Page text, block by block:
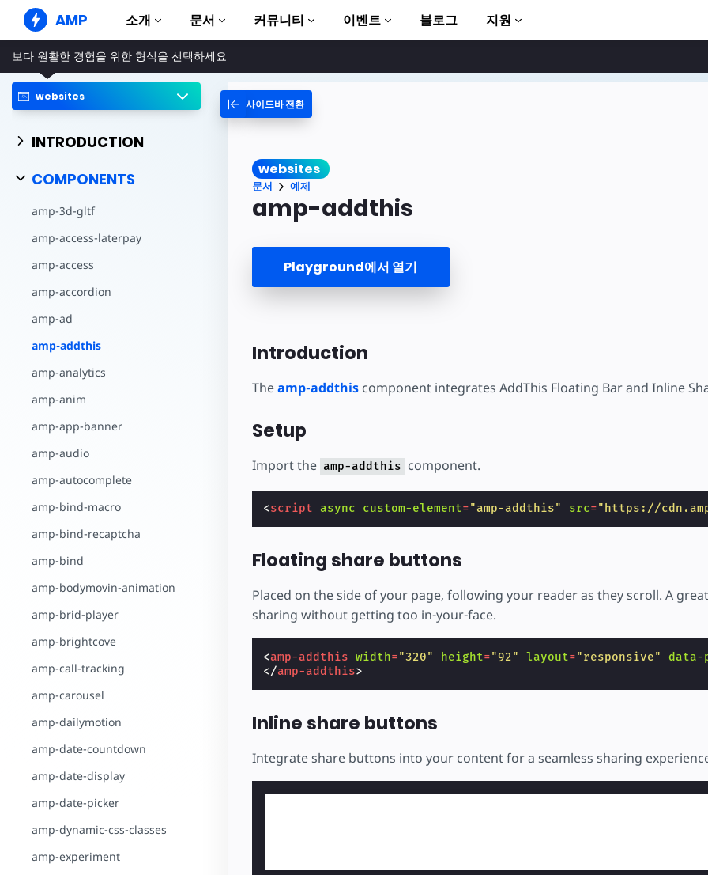
AMP 소개
AMP 웹사이트
완벽한 웹 경험 창출
Web Stories
누구나 가볍게 즐길 수 있는 스토리
문서
가이드 및 튜토리얼
AMP 이용방법 안내
AMP 라이브러리
Hands-on introduction to AMP
템플릿
커뮤니티 이벤트 블로그 지원
보다 원활한 경험을 위한 형식을 선택하세요
websites
INTRODUCTION
COMPONENTS
amp-3d-gltf
amp-access-laterpay
amp-access
amp-accordion
amp-ad
amp-addthis
amp-analytics
amp-anim
amp-app-banner
amp-audio
amp-autocomplete
amp-bind-macro
amp-bind-recaptcha
amp-bind
amp-bodymovin-animation
amp-brid-player
amp-brightcove
amp-call-tracking
amp-carousel
amp-dailymotion
amp-date-countdown
amp-date-display
amp-date-picker
amp-dynamic-css-classes
amp-experiment
사이드바 전환
websites
문서 예제
amp-addthis
Playground에서 열기
Introduction
Theamp-addthiscomponent integrates AddThis Floating Bar and Inline
Setup
Import the amp-addthis component.
<script async custom-element="amp-addthis" src="https://
Floating share buttons
Placed on the side of your page, following your reader as they scroll. A
sharing without getting too in-your-face.
<amp-addthis width="320" height="92" layout="responsive" data-
</amp-addthis>
Inline share buttons
Integrate share buttons into your content for a seamless sharing